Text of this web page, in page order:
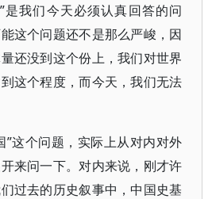
是我们今天必须认真回答的问
这个问题还不是那么严峻，因
还没到这个份上，我们对世界
这个程度，而今天，我们无法
”这个问题，实际上从对内对外
来问一下。对内来说，刚才许
过去的历史叙事中，中国史基